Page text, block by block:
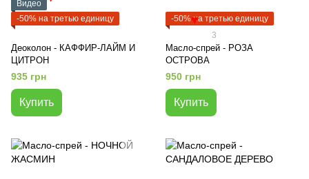
Видео
-50% на третью единицу
Деоколон - КАФФИР-ЛАЙМ И
ЦИТРОН
935 грн
Купить
-50% на третью единицу
3
Масло-спрей - РОЗА
ОСТРОВА
950 грн
Купить
♥
♥